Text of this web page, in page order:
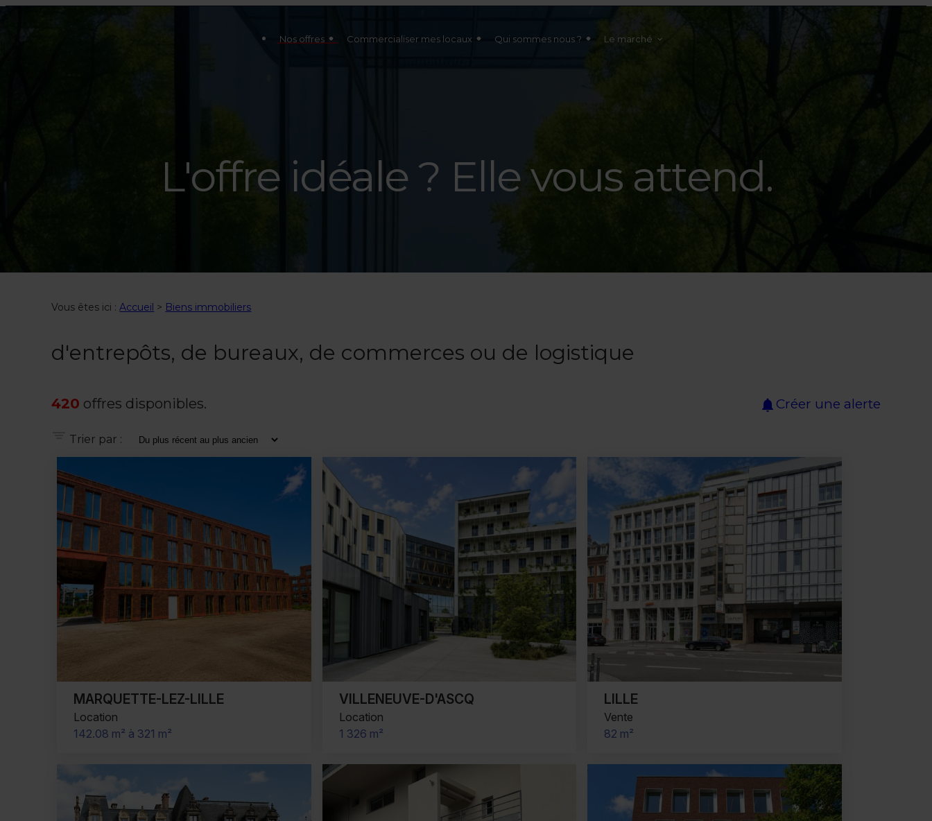
Nos offres Commercialiser mes locaux Qui sommes nous ? Le marché
L'offre idéale ? Elle vous attend.
Vous êtes ici :Accueil > Biens immobiliers
d'entrepôts, de bureaux, de commerces ou de logistique
420 offres disponibles. notifications Créer une alerte
Trier par :
MARQUETTE-LEZ-LILLE
Location
142.08 m² à 321 m²
VILLENEUVE-D'ASCQ
Location
1 326 m²
LILLE
Vente
82 m²